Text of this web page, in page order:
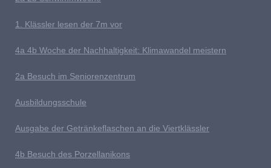
1. Klässler lesen der 7m vor
4a 4b Woche der Nachhaltigkeit: Klimawandel meistern
2a Besuch im Seniorenzentrum
Ausbildungsschule
Ausgabe der Getränkeflaschen an die Viertklässler
4b Besuch des Porzellanikons